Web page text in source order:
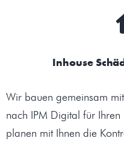
Inhouse
Wir bauen gemeinsam
nach IPM Digital für
planen mit Ihnen die